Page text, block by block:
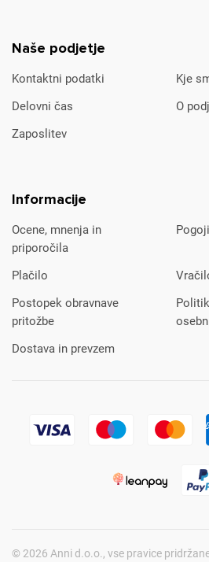
Naše podjetje
Kontaktni podatki
Kje
Delovni čas
O
Zaposlitev
Informacije
Ocene, mnenja in
priporočila
Plačilo
Postopek obravnave
pritožbe
Dostava in prevzem
© 2026 Anni d.o.o., vse pravice